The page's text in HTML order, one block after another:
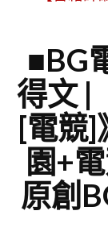
■BG
得文 |
[電競]
園+
原創